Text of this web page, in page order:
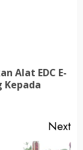
Alat EDC E-
Kepada
Next